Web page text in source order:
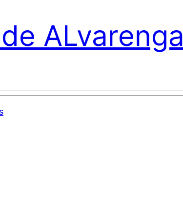
ALvarenga